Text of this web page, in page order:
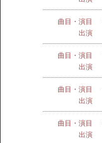
曲目・演目
出演
曲目・演目
出演
曲目・演目
出演
曲目・演目
出演